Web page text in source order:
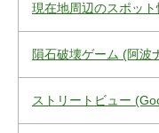
現在地周辺のスポッ
隕石破壊ゲーム (阿波
ストリートビュー